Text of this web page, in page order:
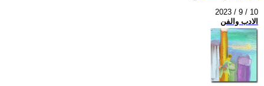
2023 / 9 / 10
الادب والفن